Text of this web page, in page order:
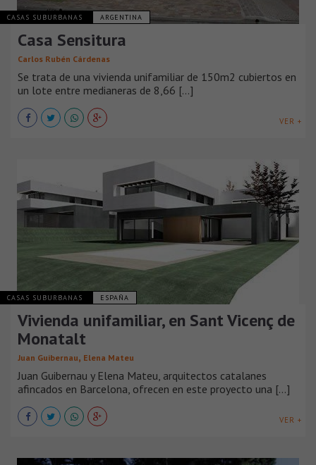
CASAS SUBURBANAS ARGENTINA
Casa Sensitura
Carlos Rubén Cárdenas
Se trata de una vivienda unifamiliar de 150m2 cubiertos en
un lote entre medianeras de 8,66 [...]
VER +
CASAS SUBURBANAS ESPAÑA
Vivienda unifamiliar, en Sant Vicenç de
Monatalt
Juan Guibernau, Elena Mateu
Juan Guibernau y Elena Mateu, arquitectos catalanes
afincados en Barcelona, ofrecen en este proyecto una [...]
VER +